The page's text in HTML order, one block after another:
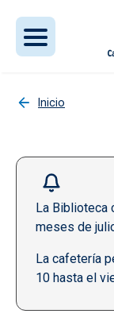
Inicio
La Biblioteca
meses de
La cafetería
10 hasta el